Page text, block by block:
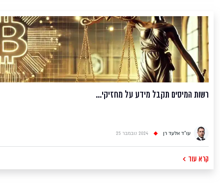
להיבטים ולהשלכות האזרחיות והפליליות כאחד – ומספק פתרונות
משפטיים מקיפים בתיקי מס אזרחיים ופליליים. מיסוי אזרחי –
המשרד צבר ניסיון רב ומוניטין מעולה בכל תחומי המיסוי האזרחי –
מס הכנסה, מע"מ, מכס ומיסוי מקרקעין; מעניק ייעוץ וליווי משפטי
ללקוחות פרטיים וחברות בתחומי המס השונים; ליטיגציה משפטית,
הליכי גילוי מרצון, שומות מס וערעורי מס, מתן חוות דעת בענייני מיסוי
בעבירות מס שונות, ומלווה את לקוחותיו משלב הייעוץ לפני חקירה
ברשויות המס השונות, בניית אסטרטגיה וקו הגנה הצופה פני עתיד,
רשות המיסים תקבל מידע על מחזיקי...
עו"ד אלעד רן 2024 נובמבר 25
קרא עוד